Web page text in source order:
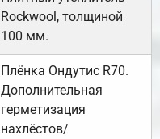
Rockwool, толщиной
100 мм.
Плёнка Ондутис R70.
Дополнительная
герметизация
нахлёстов/